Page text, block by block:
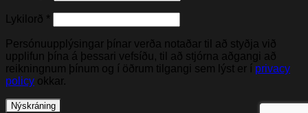
Lykilorð *
Persónuupplýsingar þínar verða notaðar til að styðja við
upplifun þína á þessari vefsíðu, til að stjórna aðgangi að
reikningnum þínum og í öðrum tilgangi sem lýst er í privacy
policy okkar.
Nýskráning